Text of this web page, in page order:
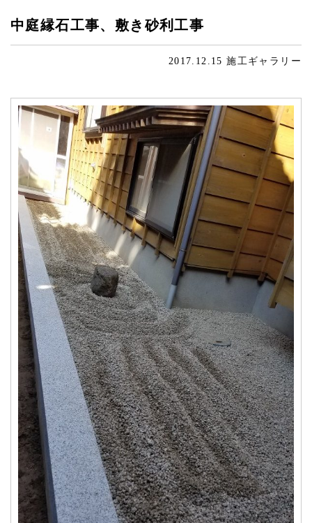
中庭縁石工事、敷き砂利工事
2017.12.15施工ギャラリー